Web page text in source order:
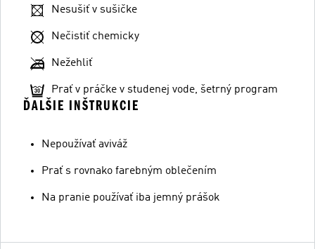
Nesušiť v sušičke
Nečistiť chemicky
Nežehliť
Prať v práčke v studenej vode, šetrný program
ĎALŠIE INŠTRUKCIE
Nepoužívať aviváž
Prať s rovnako farebným oblečením
Na pranie používať iba jemný prášok